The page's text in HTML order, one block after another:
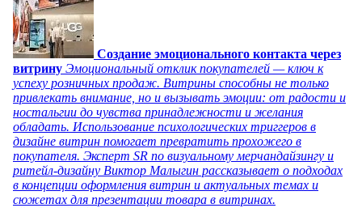
Создание эмоционального контакта через
витрину Эмоциональный отклик покупателей — ключ к
успеху розничных продаж. Витрины способны не только
привлекать внимание, но и вызывать эмоции: от радости и
ностальгии до чувства принадлежности и желания
обладать. Использование психологических триггеров в
дизайне витрин помогает превратить прохожего в
покупателя. Эксперт SR по визуальному мерчандайзингу и
ритейл-дизайну Виктор Малыгин рассказывает о подходах
в концепции оформления витрин и актуальных темах и
сюжетах для презентации товара в витринах.